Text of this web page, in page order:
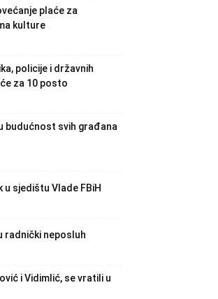
plaće za
kulture
policije i državnih
za 10 posto
budućnost svih građana
u sjedištu Vlade FBiH
radnički neposluh
i Vidimlić, se vratili u